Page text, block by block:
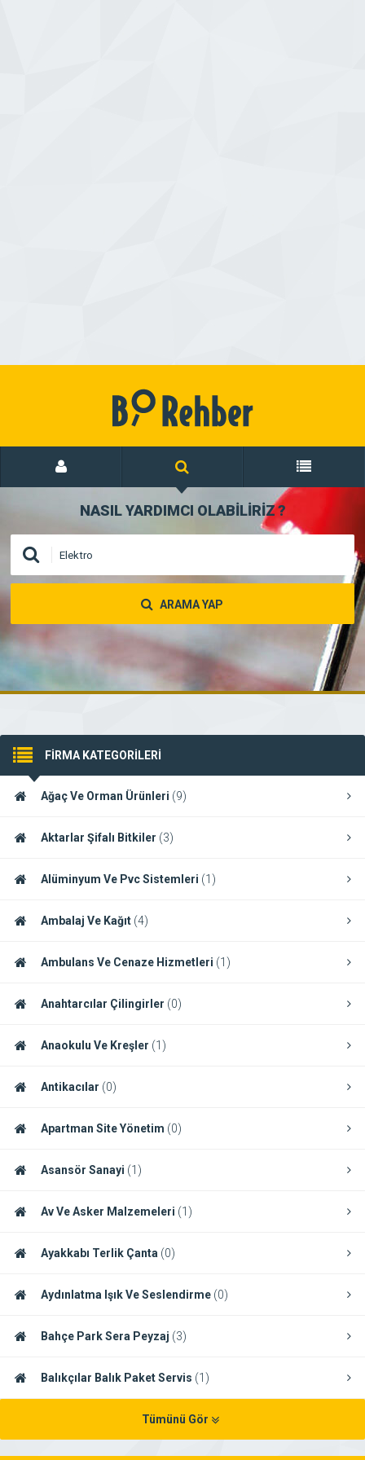
NASIL YARDIMCI OLABİLİRİZ?
ARAMA YAP
FİRMA KATEGORİLERİ
Ağaç Ve Orman Ürünleri (9)
Aktarlar Şifalı Bitkiler (3)
Alüminyum Ve Pvc Sistemleri (1)
Ambalaj Ve Kağıt (4)
Ambulans Ve Cenaze Hizmetleri (1)
Anahtarcılar Çilingirler (0)
Anaokulu Ve Kreşler (1)
Antikacılar (0)
Apartman Site Yönetim (0)
Asansör Sanayi (1)
Av Ve Asker Malzemeleri (1)
Ayakkabı Terlik Çanta (0)
Aydınlatma Işık Ve Seslendirme (0)
Bahçe Park Sera Peyzaj (3)
Balıkçılar Balık Paket Servis (1)
Tümünü Gör